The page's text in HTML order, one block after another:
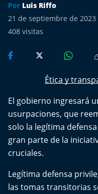
Más de Ti Podcast
Realizadores
Retropop
De Plato en Plato
Los Inestables
Más de 100 Días
Tu Mereces Ser Feliz
Efemérides
Por Luis Riffo
21 de septiembre de 2023
408 visitas
Ética y
El gobierno ingresará
usurpaciones, que
solo la legítima
gran parte de la
cruciales.
Legítima defensa
las tomas transitorias